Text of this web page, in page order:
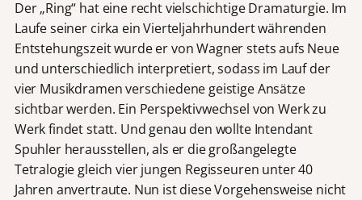
Der „Ring“ hat eine recht vielschichtige Dramaturgie. Im
Laufe seiner cirka ein Vierteljahrhundert währenden
Entstehungszeit wurde er von Wagner stets aufs Neue
und unterschiedlich interpretiert, sodass im Lauf der
vier Musikdramen verschiedene geistige Ansätze
sichtbar werden. Ein Perspektivwechsel von Werk zu
Werk findet statt. Und genau den wollte Intendant
Spuhler herausstellen, als er die großangelegte
Tetralogie gleich vier jungen Regisseuren unter 40
Jahren anvertraute. Nun ist diese Vorgehensweise nicht